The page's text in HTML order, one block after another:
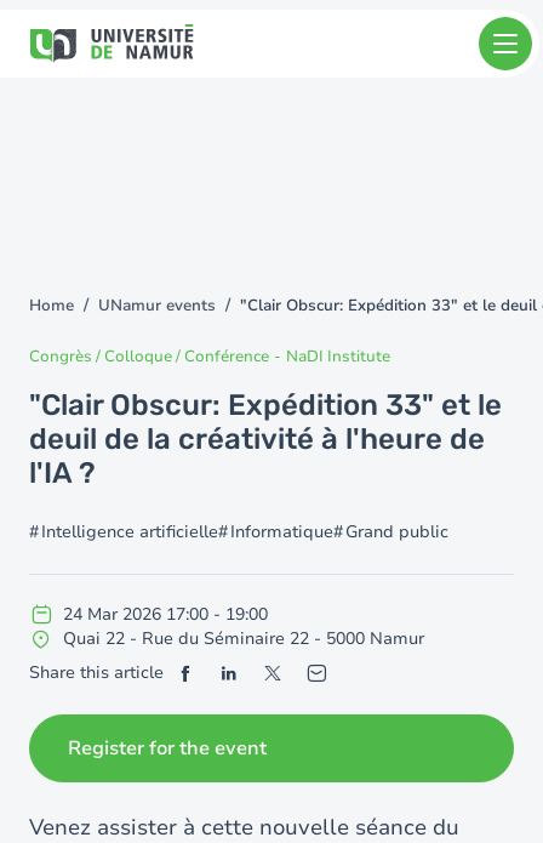
You
here
Home UNamur events "Clair Obscur: Expédition 33" et le
Congrès / Colloque / Conférence - NaDI Institute
"Clair Obscur: Expédition 33" et le
deuil de la créativité à l'heure de
l'IA ?
Intelligence artificielle Informatique Grand public
24 Mar 2026 17:00 - 19:00
Quai 22 - Rue du Séminaire 22 - 5000 Namur
Share this article
Register for the event
Venez assister à cette nouvelle séance du